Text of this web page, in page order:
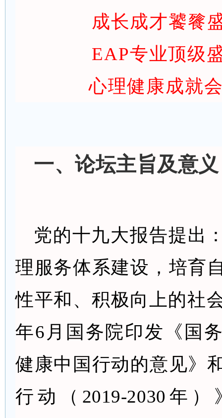
成长成才饕餮
EAP专业顶级
心理健康成就
一、论坛主旨及意义
党的十九大报告提出
理服务体系建设，培育
性平和、积极向上的社
年6月 国务院印发《国
健康中国行动的意见》
行动（ 2019-2030年）